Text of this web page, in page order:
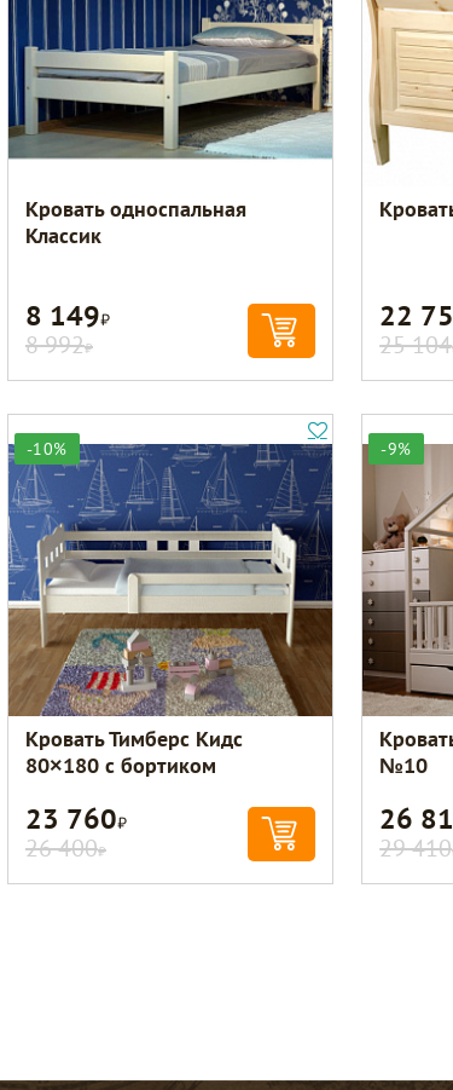
покупателях.
Кровать односпальная
Классик
8 149Р
8 992Р
22
25 104
-10%
Кровать Тимберс Кидс
80×180 с бортиком
23 760Р
26 400Р
-9%
№10
26
29 410